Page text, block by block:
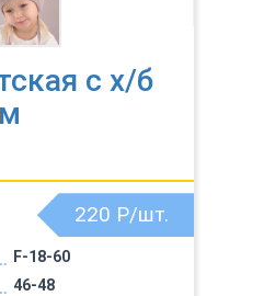
с х/б
F-18-60
46-48
220 Р/шт.